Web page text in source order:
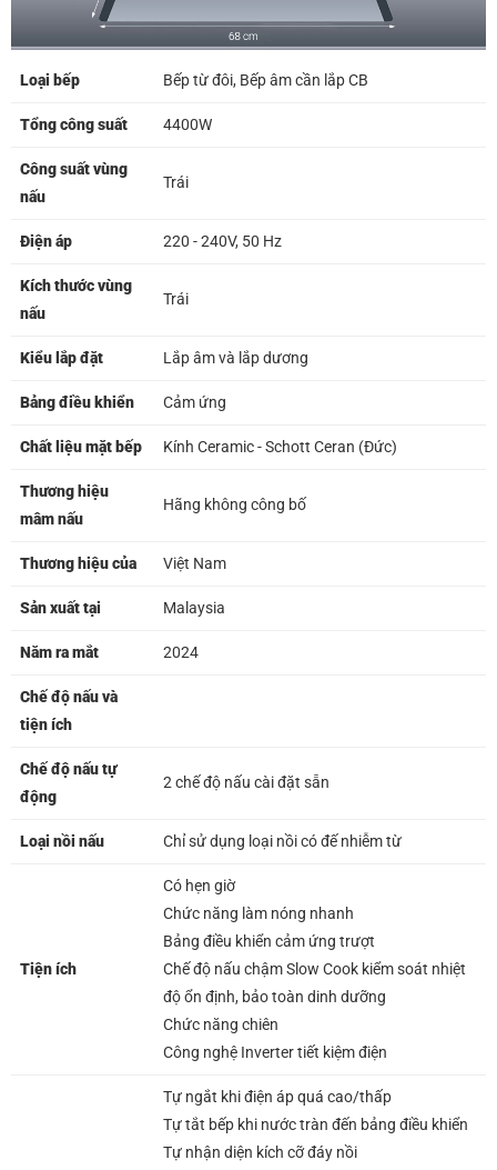
Loại bếp Bếp từ đôi, Bếp âm cần lắp CB
Tổng công suất 4400W
Công suất vùng
nấu
Trái
Điện áp 220 - 240V, 50 Hz
Kích thước vùng
nấu
Trái
Kiểu lắp đặt Lắp âm và lắp dương
Bảng điều khiển Cảm ứng
Chất liệu mặt bếp Kính Ceramic - Schott Ceran (Đức)
Thương hiệu
mâm nấu
Hãng không công bố
Thương hiệu của Việt Nam
Sản xuất tại Malaysia
Năm ra mắt 2024
Chế độ nấu và
tiện ích
Chế độ nấu tự
động
2 chế độ nấu cài đặt sẵn
Loại nồi nấu Chỉ sử dụng loại nồi có đế nhiễm từ
Tiện ích
Có hẹn giờ
Chức năng làm nóng nhanh
Bảng điều khiển cảm ứng trượt
Chế độ nấu chậm Slow Cook kiểm soát nhiệt
độ ổn định, bảo toàn dinh dưỡng
Chức năng chiên
Công nghệ Inverter tiết kiệm điện
Tự ngắt khi điện áp quá cao/thấp
Tự tắt bếp khi nước tràn đến bảng điều khiển
Tự nhận diện kích cỡ đáy nồi